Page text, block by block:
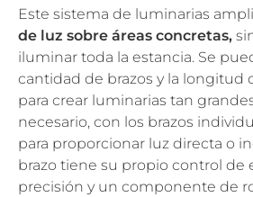
Este sistema de luminarias
de luz sobre áreas concretas,
iluminar toda la estancia. Se
cantidad de brazos y la longitud
para crear luminarias tan
necesario, con los brazos
para proporcionar luz directa o
brazo tiene su propio control de
precisión y un componente de